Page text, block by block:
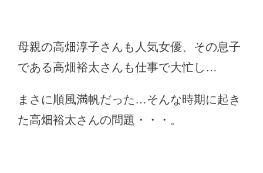
母親の高畑淳子さんも人気女優、その息子
である高畑裕太さんも仕事で大忙し…
まさに順風満帆だった…そんな時期に起き
た高畑裕太さんの問題・・・。